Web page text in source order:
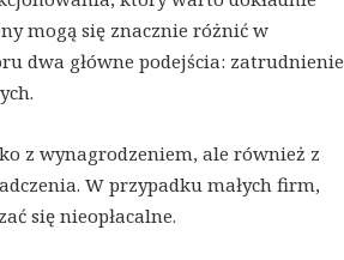
mogą się znacznie różnić w
dwa główne podejścia: zatrudnienie
z wynagrodzeniem, ale również z
W przypadku małych firm,
się nieopłacalne.